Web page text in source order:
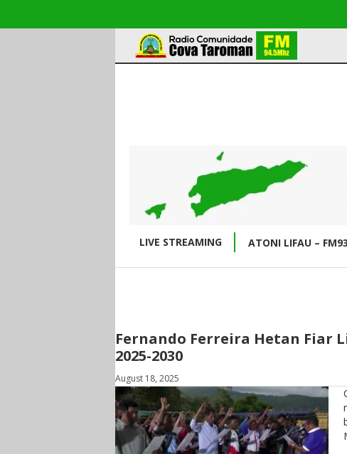
LIVE STREAMING ATONI LIFAU –
Fernando Ferreira Hetan Fiar
2025-2030
August 18, 2025